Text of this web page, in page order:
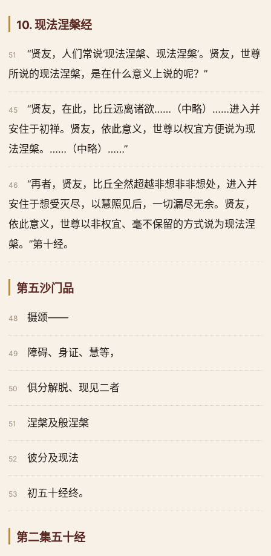
10. 现法涅槃经
51
“贤友，人们常说‘现法涅槃、现法涅槃’。贤友，世尊
所说的现法涅槃，是在什么意义上说的呢？”
45
“贤友，在此，比丘远离诸欲……（中略）……进入并
安住于初禅。贤友，依此意义，世尊以权宜方便说为现
法涅槃。……（中略）……”
46
“再者，贤友，比丘全然超越非想非非想处，进入并
安住于想受灭尽，以慧照见后，一切漏尽无余。贤友，
依此意义，世尊以非权宜、毫不保留的方式说为现法涅
槃。”第十经。
第五沙门品
48 摄颂——
49 障碍、身证、慧等，
50 俱分解脱、现见二者
51 涅槃及般涅槃
52 彼分及现法
53 初五十经终。
第二集五十经